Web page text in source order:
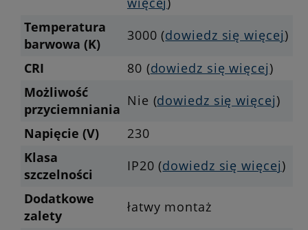
Temperatura
barwowa (K)
3000 (dowiedz się więcej)
CRI
80 (dowiedz się więcej)
Możliwość
przyciemniania
Nie (dowiedz się więcej)
Napięcie (V)
230
Klasa
szczelności
IP20 (dowiedz się więcej)
Dodatkowe
zalety
łatwy montaż